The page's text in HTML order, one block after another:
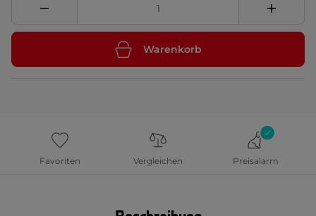
Warenkorb
Favoriten Vergleichen Preisalarm